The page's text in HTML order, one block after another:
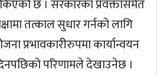
छ । सरकारका प्रवक्तासमेत
तत्काल सुधार गर्नको लागि
प्रभावकारीरुपमा कार्यान्वयन
परिणामले देखाउनेछ ।